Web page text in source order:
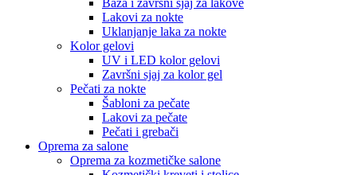
Baza i završni sjaj za lakove
Lakovi za nokte
Uklanjanje laka za nokte
Kolor gelovi
UV i LED kolor gelovi
Završni sjaj za kolor gel
Pečati za nokte
Šabloni za pečate
Lakovi za pečate
Pečati i grebači
Oprema za salone
Oprema za kozmetičke salone